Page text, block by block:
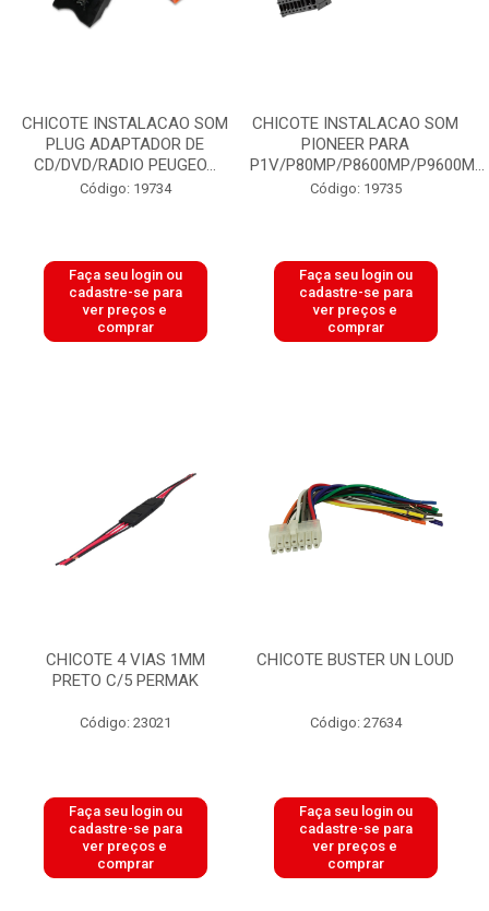
CHICOTE INSTALACAO SOM
PLUG ADAPTADOR DE
CD/DVD/RADIO PEUGEO...
Código: 19734
Faça seu login ou
cadastre-se para
ver preços e
comprar
CHICOTE INSTALACAO SOM
PIONEER PARA
P1V/P80MP/P8600MP/P9600M...
Código: 19735
Faça seu login ou
cadastre-se para
ver preços e
comprar
CHICOTE 4 VIAS 1MM
PRETO C/5 PERMAK
Código: 23021
Faça seu login ou
cadastre-se para
ver preços e
comprar
CHICOTE BUSTER UN LOUD
Código: 27634
Faça seu login ou
cadastre-se para
ver preços e
comprar